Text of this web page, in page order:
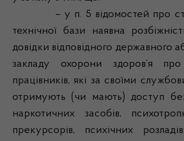
– у п. 5 відомостей про
технічної бази наявна
довідки відповідного державного
закладу охорони здоров’я про
працівників, які за своїми
отримують (чи мають) доступ
наркотичних засобів,
прекурсорів, психічних